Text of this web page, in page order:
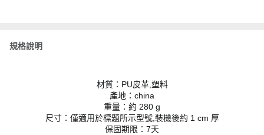
規格說明
材質：PU皮革,塑料
產地：china
重量：約 280 g
尺寸：僅適用於標題所示型號,裝機後約 1 cm 厚
保固期限：7天